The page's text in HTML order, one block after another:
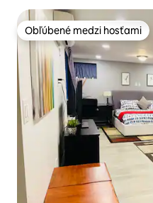
Obľúbené medzi hosťami
Obľúbené medzi hosťami